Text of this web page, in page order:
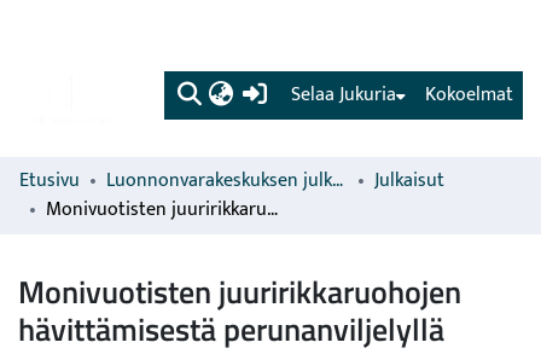
(current) Kokoelmat
Selaa Jukuria
Etusivu Luonnonvarakeskuksen julkaisut
Julkaisut
Monivuotisten juuririkkaruohojen hävittämisestä perunanviljelyllä
Monivuotisten juuririkkaruohojen
hävittämisestä perunanviljelyllä